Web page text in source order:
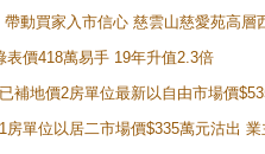
動買家入市信心 慈雲山慈愛苑高層
表價418萬易手 19年升值2.3倍
補地價2房單位最新以自由市場價
單位以居二市場價$335萬元沽出